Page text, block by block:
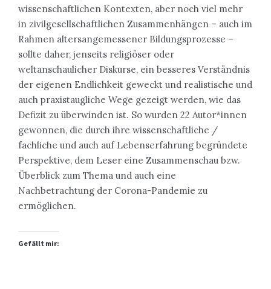
wissenschaftlichen Kontexten, aber noch viel mehr
in zivilgesellschaftlichen Zusammenhängen – auch im
Rahmen altersangemessener Bildungsprozesse –
sollte daher, jenseits religiöser oder
weltanschaulicher Diskurse, ein besseres Verständnis
der eigenen Endlichkeit geweckt und realistische und
auch praxistaugliche Wege gezeigt werden, wie das
Defizit zu überwinden ist. So wurden 22 Autor*innen
gewonnen, die durch ihre wissenschaftliche /
fachliche und auch auf Lebenserfahrung begründete
Perspektive, dem Leser eine Zusammenschau bzw.
Überblick zum Thema und auch eine
Nachbetrachtung der Corona-Pandemie zu
ermöglichen.
Gefällt mir: